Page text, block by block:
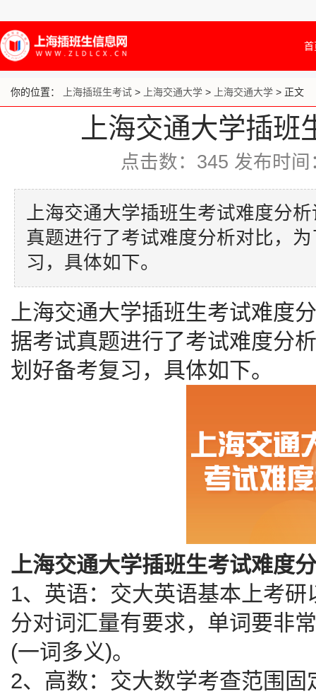
首
你的位置： 上海插班生考试 > 上海交通大学 > 上海交通大学 > 正文
上海交通大学插
点击数： 345 发布时
上海交通大学插班生考试难度分
真题进行了考试难度分析对比，
习，具体如下。
上海交通大学插班生考试难度
据考试真题进行了考试难度分
划好备考复习，具体如下。
上海交通大学插班生考试难度
1、英语：交大英语基本上考
分对词汇量有要求，单词要非
(一词多义)。
2、高数：交大数学考查范围